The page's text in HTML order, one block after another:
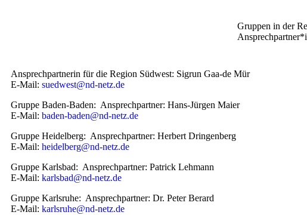
Gruppen in der
Ansprechpartnerin für die Region Südwest: Sigrun Gaa-de Mür
E-Mail: suedwest@nd-netz.de
Gruppe Baden-Baden: Ansprechpartner: Hans-Jürgen Maier
E-Mail: baden-baden@nd-netz.de
Gruppe Heidelberg: Ansprechpartner: Herbert Dringenberg
E-Mail: heidelberg@nd-netz.de
Gruppe Karlsbad: Ansprechpartner: Patrick Lehmann
E-Mail: karlsbad@nd-netz.de
Gruppe Karlsruhe: Ansprechpartner: Dr. Peter Berard
E-Mail: karlsruhe@nd-netz.de